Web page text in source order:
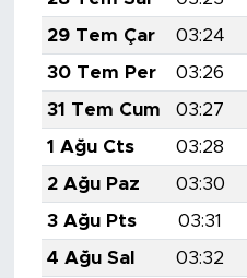
29 Tem Çar
03:24
30 Tem Per
03:26
31 Tem Cum
03:27
1 Ağu Cts
03:28
2 Ağu Paz
03:30
3 Ağu Pts
03:31
4 Ağu Sal
03:32